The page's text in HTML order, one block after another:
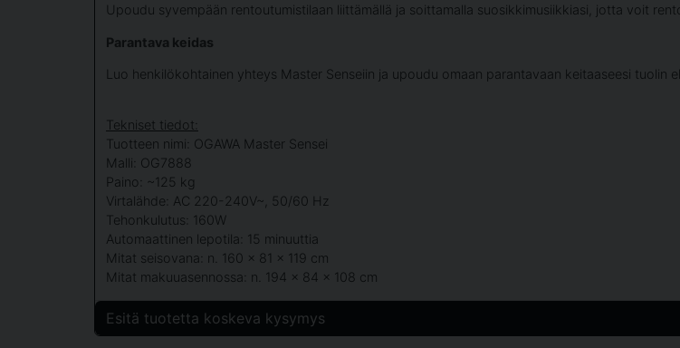
Upoudu syvempään rentoutumistilaan liittämällä ja soittamalla suosikkimusiikkiasi, jotta voit
Parantava keidas
Luo henkilökohtainen yhteys Master Senseiin ja upoudu omaan parantavaan keitaaseesi tuolin
Tekniset tiedot:
Tuotteen nimi: OGAWA Master Sensei
Malli: OG7888
Paino: ~125 kg
Virtalähde: AC 220-240V~, 50/60 Hz
Tehonkulutus: 160W
Automaattinen lepotila: 15 minuuttia
Mitat seisovana: n. 160 x 81 x 119 cm
Mitat makuuasennossa: n. 194 x 84 x 108 cm
Esitä tuotetta koskeva kysymys